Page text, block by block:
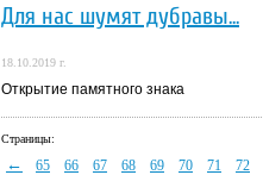
Для нас шумят дубравы...
18.10.2019 г.
Открытие памятного знака
Страницы:
← 65 66 67 68 69 70 71 72